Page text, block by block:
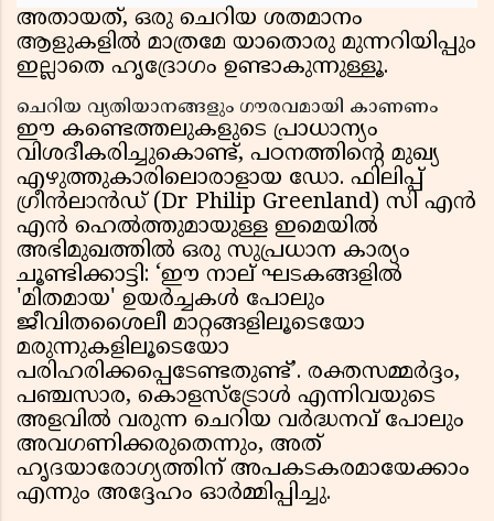
അതായത്, ഒരു ചെറിയ ശതമാനം
ആളുകളിൽ മാത്രമേ യാതൊരു മുന്നറിയിപ്പും
ഇല്ലാതെ ഹൃദ്രോഗം ഉണ്ടാകുന്നുള്ളൂ.
ചെറിയ വ്യതിയാനങ്ങളും ഗൗരവമായി കാണണം
ഈ കണ്ടെത്തലുകളുടെ പ്രാധാന്യം
വിശദീകരിച്ചുകൊണ്ട്, പഠനത്തിന്റെ മുഖ്യ
എഴുത്തുകാരിലൊരാളായ ഡോ. ഫിലിപ്പ്
ഗ്രീൻലാൻഡ് (Dr Philip Greenland) സി എൻ
എൻ ഹെൽത്തുമായുള്ള ഇമെയിൽ
അഭിമുഖത്തിൽ ഒരു സുപ്രധാന കാര്യം
ചൂണ്ടിക്കാട്ടി: ‘ഈ നാല് ഘടകങ്ങളിൽ
'മിതമായ' ഉയർച്ചകൾ പോലും
ജീവിതശൈലീ മാറ്റങ്ങളിലൂടെയോ
മരുന്നുകളിലൂടെയോ
പരിഹരിക്കപ്പെടേണ്ടതുണ്ട്’. രക്തസമ്മർദ്ദം,
പഞ്ചസാര, കൊളസ്ട്രോൾ എന്നിവയുടെ
അളവിൽ വരുന്ന ചെറിയ വർദ്ധനവ് പോലും
അവഗണിക്കരുതെന്നും, അത്
ഹൃദയാരോഗ്യത്തിന് അപകടകരമായേക്കാം
എന്നും അദ്ദേഹം ഓർമ്മിപ്പിച്ചു.